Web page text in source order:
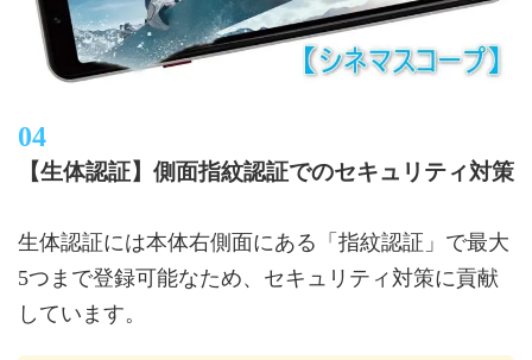
【生体認証】側面指紋認証でのセキュリティ対策
生体認証には本体右側面にある「指紋認証」で最大
5つまで登録可能なため、セキュリティ対策に貢献
しています。